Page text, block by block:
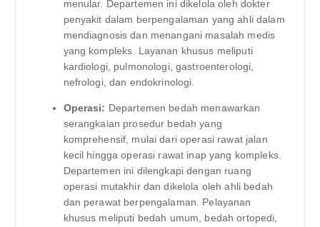
menular. Departemen ini dikelola oleh dokter
penyakit dalam berpengalaman yang ahli dalam
mendiagnosis dan menangani masalah medis
yang kompleks. Layanan khusus meliputi
kardiologi, pulmonologi, gastroenterologi,
nefrologi, dan endokrinologi.
Operasi: Departemen bedah menawarkan
serangkaian prosedur bedah yang
komprehensif, mulai dari operasi rawat jalan
kecil hingga operasi rawat inap yang kompleks.
Departemen ini dilengkapi dengan ruang
operasi mutakhir dan dikelola oleh ahli bedah
dan perawat berpengalaman. Pelayanan
khusus meliputi bedah umum, bedah ortopedi,